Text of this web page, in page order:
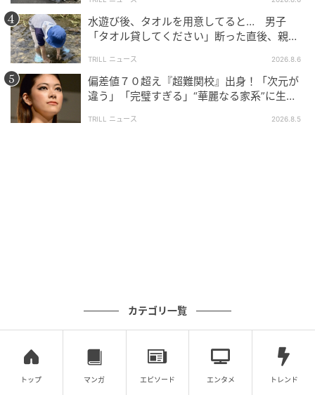
水遊び後、タオルを用意してると… 男子
「タオル貸してください」断った直後、親が
TRILL ニュース 2026.8.6
偏差値７０超え『超難関校』出身！「次元が
違う」「完璧すぎる」“華麗なる家系”に生ま
TRILL ニュース 2026.8.5
カテゴリ一覧
トップ マンガ エピソード エンタメ トレンド